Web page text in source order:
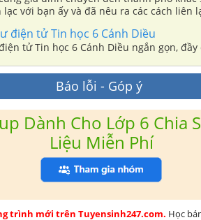
với bạn ấy và đã nêu ra các cách liên
điện tử Tin học 6 Cánh Diều
tử Tin học 6 Cánh Diều ngắn gọn, đầy
Báo lỗi - Góp ý
Dành Cho Lớp 6 Chia
Liệu Miễn Phí
trình mới trên Tuyensinh247.com. Học